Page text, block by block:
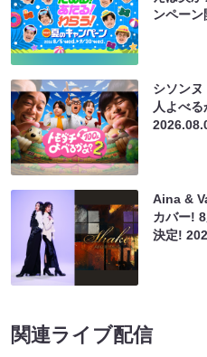
ンペー
シソン
人よべ
Aina &
カバー!
決定!
関連ライブ配信